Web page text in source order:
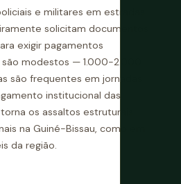
e militares em estradas
solicitam documentos
exigir pagamentos
modestos — 1.000-2.000
são frequentes em jornadas
institucional das
os assaltos estruturais
na Guiné-Bissau, como em
da região.